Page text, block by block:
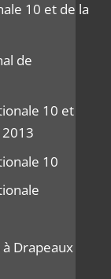
10 et de la
de
10 et
2013
10
Drapeaux